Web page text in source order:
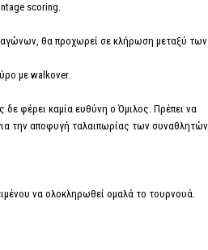
scoring.
θα προχωρεί σε κλήρωση μεταξύ των
με walkover.
δε φέρει καμία ευθύνη ο Όμιλος. Πρέπει να
την αποφυγή ταλαιπωρίας των συναθλητών
να ολοκληρωθεί ομαλά το τουρνουά.